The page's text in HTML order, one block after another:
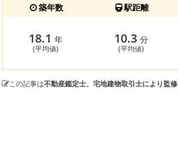
築年数 駅距離
18.1 年
(平均値)
10.3 分
(平均値)
この記事は不動産鑑定士、宅地建物取引士により監修